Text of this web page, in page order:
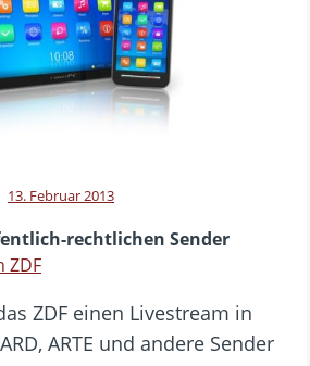
13. Februar 2013
rechtlichen Sender
ZDF
ZDF einen Livestream in
ARTE und andere Sender